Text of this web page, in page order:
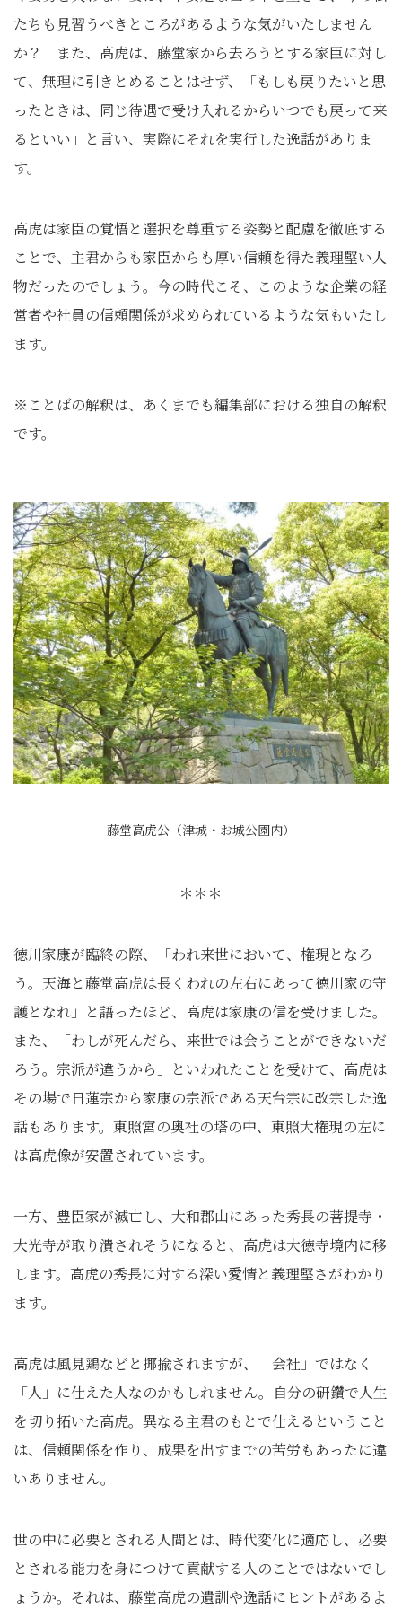
たちも見習うべきところがあるような気がいたしません
か？ また、高虎は、藤堂家から去ろうとする家臣に対し
て、無理に引きとめることはせず、「もしも戻りたいと思
ったときは、同じ待遇で受け入れるからいつでも戻って来
るといい」と言い、実際にそれを実行した逸話がありま
す。
高虎は家臣の覚悟と選択を尊重する姿勢と配慮を徹底する
ことで、主君からも家臣からも厚い信頼を得た義理堅い人
物だったのでしょう。今の時代こそ、このような企業の経
営者や社員の信頼関係が求められているような気もいたし
ます。
※ことばの解釈は、あくまでも編集部における独自の解釈
です。
藤堂高虎公（津城・お城公園内）
＊＊＊
徳川家康が臨終の際、「われ来世において、権現となろ
う。天海と藤堂高虎は長くわれの左右にあって徳川家の守
護となれ」と語ったほど、高虎は家康の信を受けました。
また、「わしが死んだら、来世では会うことができないだ
ろう。宗派が違うから」といわれたことを受けて、高虎は
その場で日蓮宗から家康の宗派である天台宗に改宗した逸
話もあります。東照宮の奥社の塔の中、東照大権現の左に
は高虎像が安置されています。
一方、豊臣家が滅亡し、大和郡山にあった秀長の菩提寺・
大光寺が取り潰されそうになると、高虎は大徳寺境内に移
します。高虎の秀長に対する深い愛情と義理堅さがわかり
ます。
高虎は風見鶏などと揶揄されますが、「会社」ではなく
「人」に仕えた人なのかもしれません。自分の研鑽で人生
を切り拓いた高虎。異なる主君のもとで仕えるということ
は、信頼関係を作り、成果を出すまでの苦労もあったに違
いありません。
世の中に必要とされる人間とは、時代変化に適応し、必要
とされる能力を身につけて貢献する人のことではないでし
ょうか。それは、藤堂高虎の遺訓や逸話にヒントがあるよ